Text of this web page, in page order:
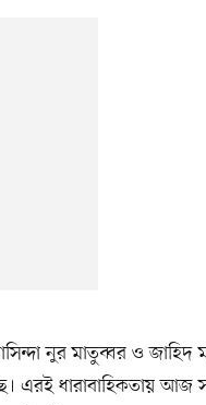
নুর মাতুব্বর ও জাহিদ
এরই ধারাবাহিকতায় আজ